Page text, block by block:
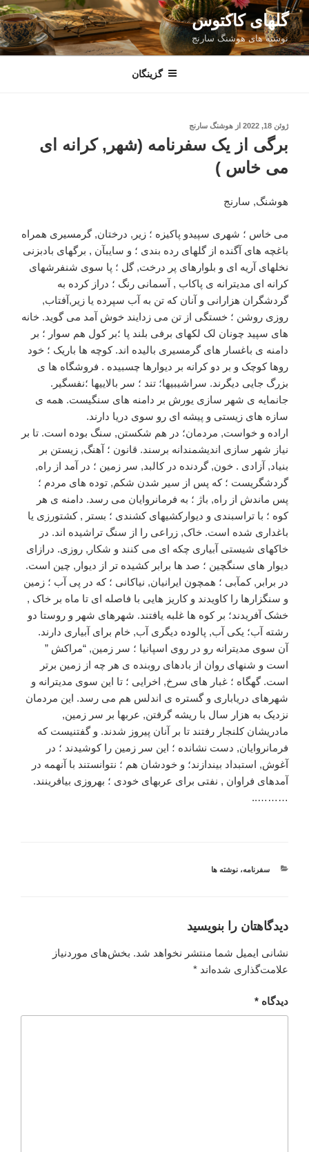
رفتن
به
محتوا
گلهای کاکتوس
نوشته های هوشنگ سارنج
گزینگان
نوشته‌شده
ژوئن 18, 2022 از هوشنگ سارنج
برگی از یک سفرنامه (شهر, کرانه ای
می خاس )
هوشنگ, سارنج
می خاس ؛ شهری سپیدو پاکیزه ؛ زیر, درختان, گرمسیری همراه
باغچه های آگنده از گلهای رده بندی ؛ و سایبآن , برگهای بادبزنی
نخلهای آریه ای و بلوارهای پر درخت, گل ؛ پا سوی شنفرشهای
کرانه ای مدیترانه ی پاکاب , آسمانی رنگ ؛ دراز کرده به
گردشگران هزارانی و آنان که تن به آب سپرده یا زیر,آفتاب,
روزی روشن ؛ خستگی از تن می زدایند خوش آمد می گوید. خانه
های سپید چونان لک لکهای برفی بلند پا ؛بر کول هم سوار ؛ بر
دامنه ی باغسار های گرمسیری بالیده اند. کوچه ها باریک ؛ خود
روها کوچک و بر دو کرانه بر دیوارها چسبیده . فروشگاه ها ی
بزرگ جایی دیگرند. سراشیبیها؛ تند ؛ سر بالاییها ؛نفسگیر.
جانمایه ی شهر سازی یورش بر دامنه های سنگیست. همه ی
سازه های زیستی و پیشه ای رو سوی دریا دارند.
اراده و خواست, مردمان؛ در هم شکستن, سنگ بوده است. تا بر
نیاز شهر سازی اندیشمندانه برسند. قانون ؛ آهنگ, زیستن بر
بنیاد, آزادی . خون, گردنده در کالبد, سر زمین ؛ در آمد از راه,
گردشگریست ؛ که پس از سیر شدن شکم, توده های مردم ؛
پس ماندش از راه, باژ ؛ به فرمانروایان می رسد. دامنه ی هر
کوه ؛ با تراسبندی و دیوارکشیهای کشندی ؛ بستر , کشتورزی یا
باغداری شده است. خاک, زراعی را از سنگ تراشیده اند. در
خاکهای شیستی آبیاری چکه ای می کنند و شکار, روزی. درازای
دیوار های سنگچین ؛ صد ها برابر کشیده تر از دیوار, چین است.
در برابر, کمآبی ؛ همچون ایرانیان, نیاکانی ؛ که در پی آب ؛ زمین
و سنگزارها را کاویدند و کاریز هایی با فاصله ای تا ماه بر خاک ,
خشک آفریدند؛ بر کوه ها غلبه یافتند. شهرهای شهر و روستا دو
رشته آب؛ یکی آب, پالوده دیگری آب, خام برای آبیاری دارند.
آن سوی مدیترانه رو در روی اسپانیا ؛ سر زمین, “مراکش ”
است و شنهای روان از بادهای روبنده ی هر چه از زمین برتر
است. گهگاه ؛ غبار های سرخ, اخرایی ؛ تا این سوی مدیترانه و
شهرهای دریاباری و گستره ی اندلس هم می رسد. این مردمان
نزدیک به هزار سال با ریشه گرفتن, عربها بر سر زمین,
مادریشان کلنجار رفتند تا بر آنان پیروز شدند. و گفتنیست که
فرمانروایان, دست نشانده ؛ این سر زمین را کوشیدند ؛ در
آغوش, استبداد بیندازند؛ و خودشان هم ؛ نتوانستند با آنهمه در
آمدهای فراوان , نفتی برای عربهای خودی ؛ بهروزی بیافرینند.
………..
دسته‌ها
سفرنامه،نوشته ها
دیدگاهتان را بنویسید
نشانی ایمیل شما منتشر نخواهد شد. بخش‌های موردنیاز
علامت‌گذاری شده‌اند *
دیدگاه *